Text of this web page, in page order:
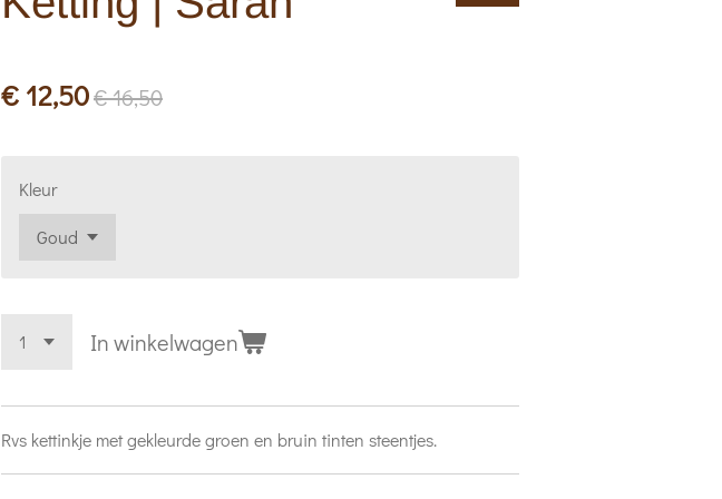
€ 12,50€ 16,50
Kleur
In winkelwagen
Rvs kettinkje met gekleurde groen en bruin tinten steentjes.